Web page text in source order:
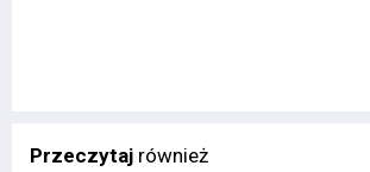
Przeczytaj również